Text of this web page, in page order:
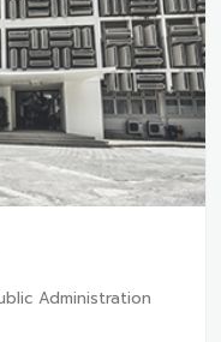
Administration